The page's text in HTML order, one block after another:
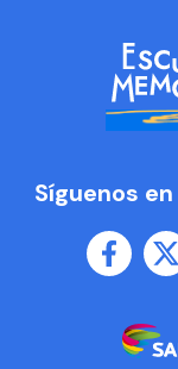
Síguenos